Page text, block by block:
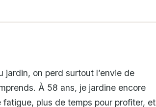
on perd surtout l’envie de
À 58 ans, je jardine encore
plus de temps pour profiter, et